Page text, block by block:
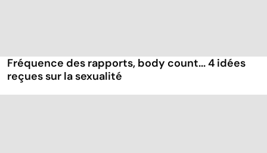
Fréquence des rapports, body count... 4 idées
reçues sur la sexualité